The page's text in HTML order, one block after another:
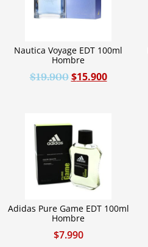
Nautica Voyage EDT 100ml
Hombre
$19.900 $15.900
Adidas Pure Game EDT 100ml
Hombre
$7.990